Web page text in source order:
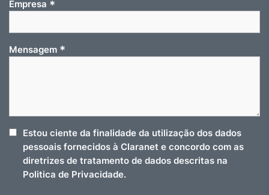
Empresa *
Mensagem *
Estou ciente da finalidade da utilização dos dados
pessoais fornecidos à Claranet e concordo com as
diretrizes de tratamento de dados descritas na
Politica de Privacidade.